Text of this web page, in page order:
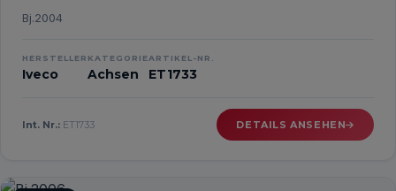
Bj.2004
HERSTELLER
Iveco
KATEGORIE
Achsen
ARTIKEL-NR.
ET1733
Int. Nr.: ET1733 DETAILS ANSEHEN